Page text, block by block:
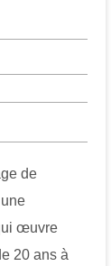
de
œuvre
20 ans à